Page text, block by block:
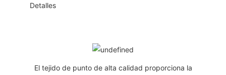
Detalles
El tejido de punto de alta calidad proporciona la